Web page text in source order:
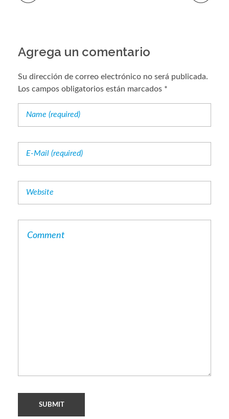
Agrega un comentario
Su dirección de correo electrónico no será publicada.
Los campos obligatorios están marcados *